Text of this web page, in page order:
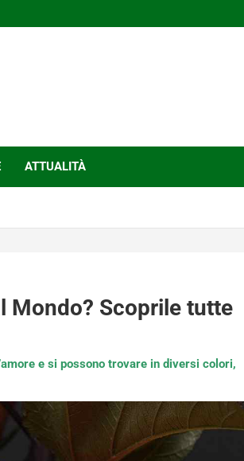
ATTUALITÀ
Mondo? Scoprile tutte
e si possono trovare in diversi colori,